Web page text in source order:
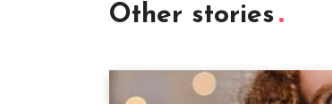
Other stories